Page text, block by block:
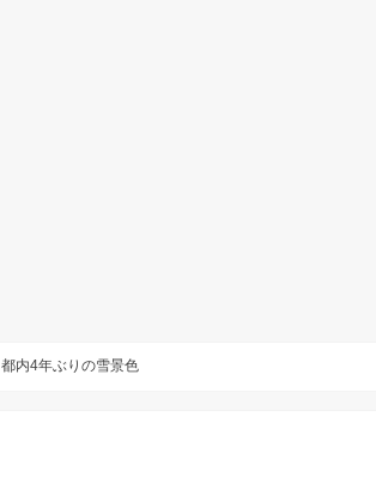
都内4年ぶりの雪景色